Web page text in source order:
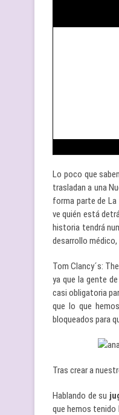
Lo poco que
trasladan a una
forma parte de
ve quién está
historia tendrá
desarrollo
Tom Clancy´s:
ya que la gente
casi obligatoria
que lo que
bloqueados para
Tras crear a
Hablando de su
que hemos tenido